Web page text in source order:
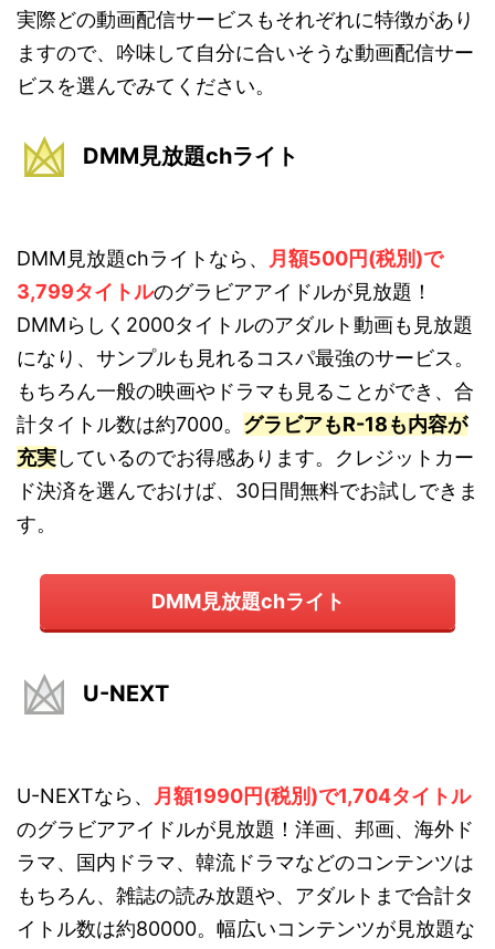
実際どの動画配信サービスもそれぞれに特徴があり
ますので、吟味して自分に合いそうな動画配信サー
ビスを選んでみてください。
DMM見放題chライト
DMM見放題chライトなら、 月額500円(税別)で
3,799タイトルのグラビアアイドルが見放題！
DMMらしく2000タイトルのアダルト動画も見放題
になり、サンプルも見れるコスパ最強のサービス。
もちろん一般の映画やドラマも見ることができ、合
計タイトル数は約7000。 グラビアもR-18も内容が
充実しているのでお得感あります。クレジットカー
ド決済を選んでおけば、30日間無料でお試しできま
す。
DMM見放題chライト
U-NEXT
U-NEXTなら、 月額1990円(税別)で1,704タイトル
のグラビアアイドルが見放題！洋画、邦画、海外ド
ラマ、国内ドラマ、韓流ドラマなどのコンテンツは
もちろん、雑誌の読み放題や、アダルトまで合計タ
イトル数は約80000。幅広いコンテンツが見放題な